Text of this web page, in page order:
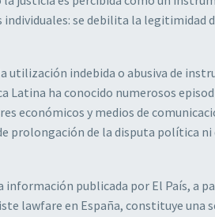
se debilita la legitimidad
utilización indebida o abusiva de
Latina ha conocido numerosos
económicos y medios de
prolongación de la disputa política ni
publicada por El País, a
lawfare en España, constituye una